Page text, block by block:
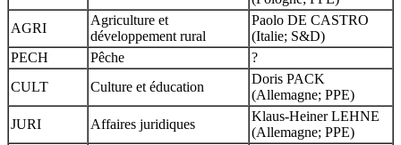
AGRI
Agriculture et
développement rural
Paolo DE CASTRO
(Italie; S&D)
PECH
Pêche
?
CULT
Culture et éducation
Doris PACK
(Allemagne; PPE)
JURI
Affaires juridiques
Klaus-Heiner LEHNE
(Allemagne; PPE)